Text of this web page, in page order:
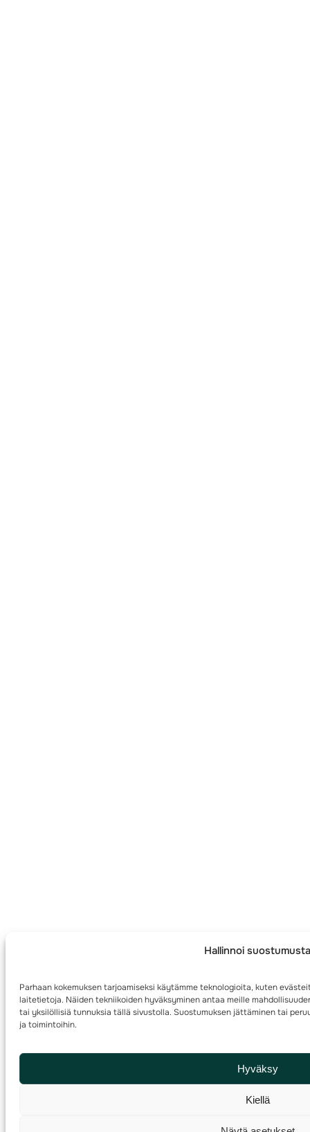
Hallinnoi suostumusta
Parhaan kokemuksen tarjoamiseksi käytämme teknologioita, kuten
laitetietoja. Näiden tekniikoiden hyväksyminen antaa meille
tai yksilöllisiä tunnuksia tällä sivustolla. Suostumuksen jättäminen tai
ja toimintoihin.
Hyväksy
Kiellä